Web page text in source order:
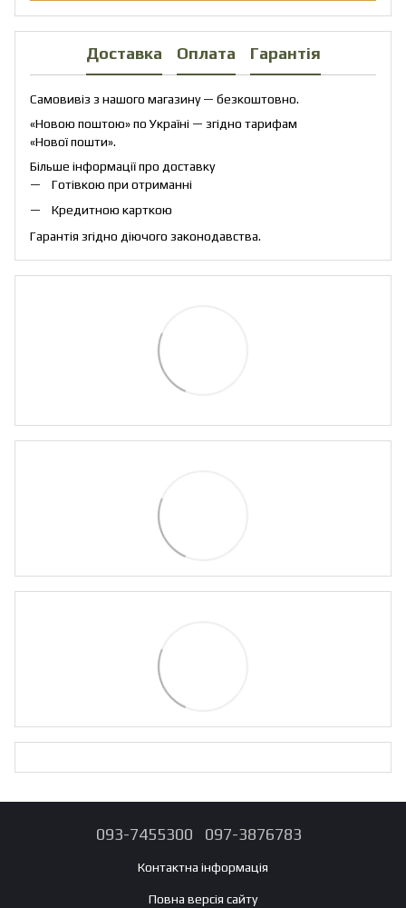
Доставка Оплата Гарантія
Самовивіз з нашого магазину — безкоштовно.
«Новою поштою» по Україні — згідно тарифам
«Нової пошти».
Більше інформації про доставку
Готівкою при отриманні
Кредитною карткою
Гарантія згідно діючого законодавства.
093-7455300 097-3876783
Контактна інформація
Повна версія сайту